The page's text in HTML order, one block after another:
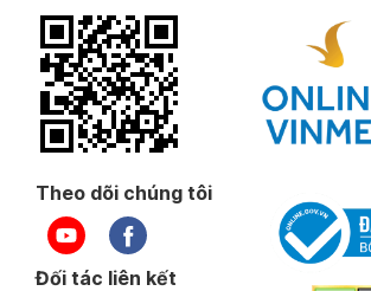
Theo dõi chúng tôi
Đối tác liên kết